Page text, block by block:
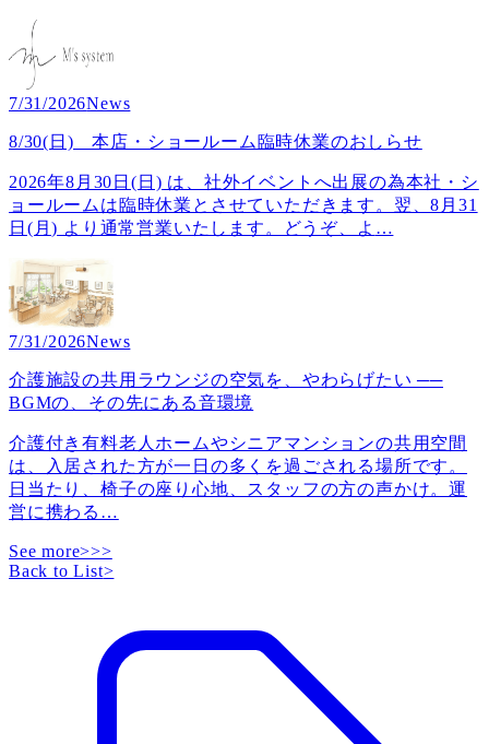
7/31/2026News
8/30(日) 本店・ショールーム臨時休業のおしらせ
2026年8月30日(日) は、社外イベントへ出展の為本社・シ
ョールームは臨時休業とさせていただきます。翌、8月31
日(月) より通常営業いたします。どうぞ、よ …
7/31/2026News
介護施設の共用ラウンジの空気を、やわらげたい ──
BGMの、その先にある音環境
介護付き有料老人ホームやシニアマンションの共用空間
は、入居された方が一日の多くを過ごされる場所です。
日当たり、椅子の座り心地、スタッフの方の声かけ。運
営に携わる …
See more>>>
Back to List>